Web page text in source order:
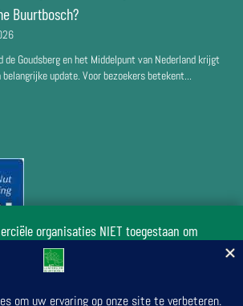
Buurtbosch?
Goudsberg en het Middelpunt van Nederland krijgt
belangrijke update. Voor bezoekers betekent...
organisaties NIET toegestaan om
van het bestuur van de stichting Het
activiteiten in het buurtbos te